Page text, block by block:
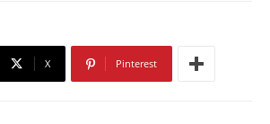
X Pinterest